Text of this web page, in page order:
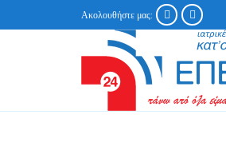
Ακολουθήστε μας:  